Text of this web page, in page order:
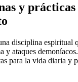
y prácticas
disciplina espiritual
y ataques
para la vida diaria y